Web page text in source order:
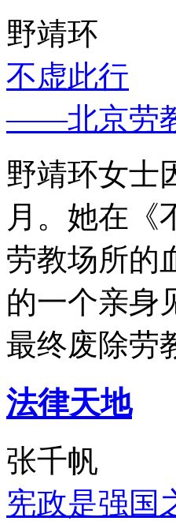
野靖环
不虚此行
——北京劳
野靖环女士
月。她在《
劳教场所的
的一个亲身
最终废除劳
法律天地
张千帆
宪政是强国